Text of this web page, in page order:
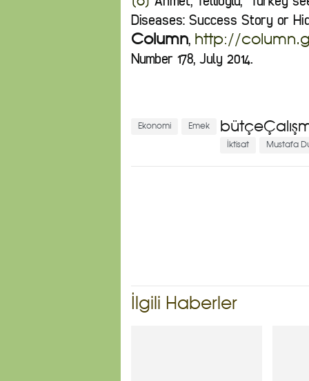
Diseases: Success Story or
Column, http://
Number 178, July 2014.
Ekonomi Emek
İktisat Mustafa
İlgili Haberler